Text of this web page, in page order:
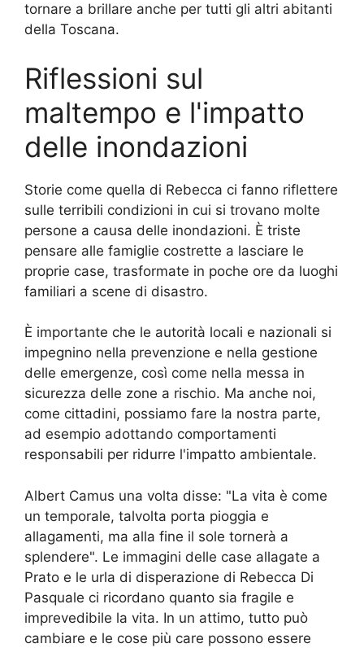
tornare a brillare anche per tutti gli altri abitanti
della Toscana.
Riflessioni sul
maltempo e l'impatto
delle inondazioni
Storie come quella di Rebecca ci fanno riflettere
sulle terribili condizioni in cui si trovano molte
persone a causa delle inondazioni. È triste
pensare alle famiglie costrette a lasciare le
proprie case, trasformate in poche ore da luoghi
familiari a scene di disastro.
È importante che le autorità locali e nazionali si
impegnino nella prevenzione e nella gestione
delle emergenze, così come nella messa in
sicurezza delle zone a rischio. Ma anche noi,
come cittadini, possiamo fare la nostra parte,
ad esempio adottando comportamenti
responsabili per ridurre l'impatto ambientale.
Albert Camus una volta disse: "La vita è come
un temporale, talvolta porta pioggia e
allagamenti, ma alla fine il sole tornerà a
splendere". Le immagini delle case allagate a
Prato e le urla di disperazione di Rebecca Di
Pasquale ci ricordano quanto sia fragile e
imprevedibile la vita. In un attimo, tutto può
cambiare e le cose più care possono essere